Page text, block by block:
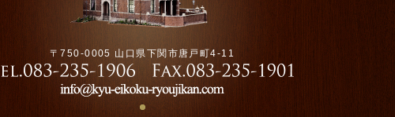
〒750-0005 山口県下関市唐戸町4-11